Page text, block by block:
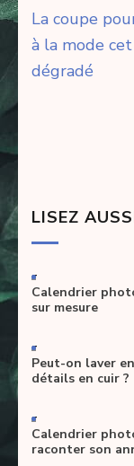
de
l’article
La coupe
à la mode
dégradé
LISEZ
-
Calendrier
sur mesure
-
Peut-on laver
détails en cuir ?
-
Calendrier
raconter son